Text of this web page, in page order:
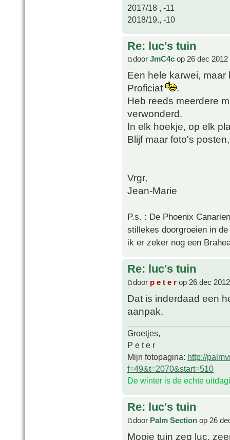
2017/18 , -11
2018/19., -10
Re: luc's tuin
door JmC4c op 26 dec 2012
Een hele karwei,
Proficiat
.
Heb reeds meerdere
verwonderd.
In elk hoekje, op elk
Blijf maar foto's
Vrgr,
Jean-Marie
P.s. : De Phoenix
stillekes doorgroeien in
ik er zeker nog een
Re: luc's tuin
door p e t e r op 26 dec
Dat is inderdaad een
aanpak.
Groetjes,
P e t e r
Mijn fotopagina: http://
f=49&t=2070&start=510
De winter is de echte
Re: luc's tuin
door Palm Section op 26
Mooie tuin zeg luc,